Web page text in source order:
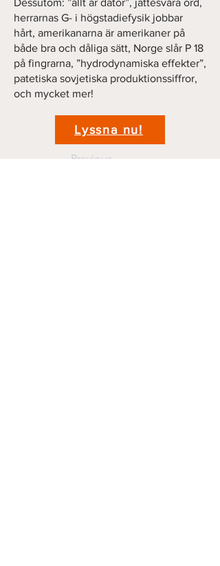
Dessutom: ”allt är dator”, jättesvåra ord,
herrarnas G- i högstadiefysik jobbar
hårt, amerikanarna är amerikaner på
både bra och dåliga sätt, Norge slår P 18
på fingrarna, ”hydrodynamiska effekter”,
patetiska sovjetiska produktionssiffror,
och mycket mer!
Lyssna nu!
Previous